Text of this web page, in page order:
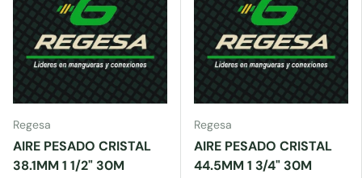
Regesa
AIRE PESADO CRISTAL
38.1MM 1 1/2" 30M
Regesa
AIRE PESADO CRISTAL
44.5MM 1 3/4" 30M